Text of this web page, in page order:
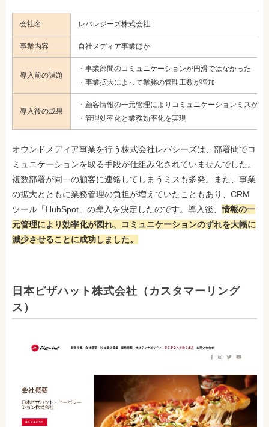
会社名 レバレジーズ株式会社
事業内容 自社メディア事業ほか
導入前の課題
・事業部間のコミュニケーションが円滑ではなかった
・事業拡大によって業務の管理工数が増加
導入後の成果
・顧客情報の一元管理によりコミュニケーションミスが減
・管理効率化と業務効率化を実現
オウンドメディア事業を行う株式会社レバシーズは、部署間でコ
ミュニケーションを取る手段が仕組み化されていませんでした。
複数部署が同一の顧客に連絡してしまうミスも多発。また、事業
の拡大とともに業務管理の負担が増えていたこともあり、CRM
ツール「HubSpot」の導入を決定したのです。導入後、情報の一
元管理により効率化が図れ、コミュニケーションのずれを大幅に
減少させることに成功しました。
日本ピザハット株式会社（カスタマーリング
ス）